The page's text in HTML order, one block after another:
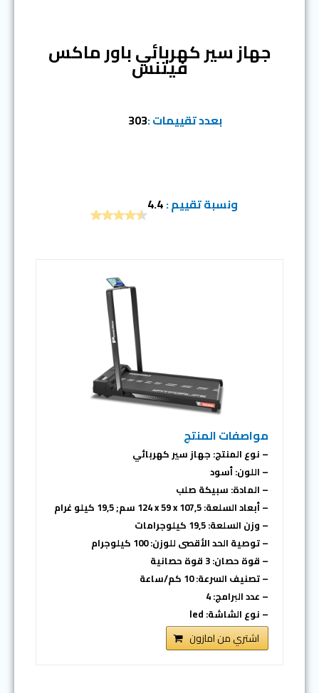
جهاز سير كهربائي باور ماكس
فيتنس
بعدد تقييمات :303
ونسبة تقييم :4.4
مواصفات المنتج
– نوع المنتج: جهاز سير كهربائي
– اللون: أسود
– المادة: سبيكة صلب
– أبعاد السلعة: ‎124 x 59 x 107,5 سم; 19,5 كيلو غرام
– وزن السلعة: 19,5 كيلوجرامات
– توصية الحد الأقصى للوزن: 100 كيلوجرام
– قوة حصان: 3 قوة حصانية
– تصنيف السرعة: 10 كم/ساعة
– عدد البرامج: 4
– نوع الشاشة: led
اشتري من امازون